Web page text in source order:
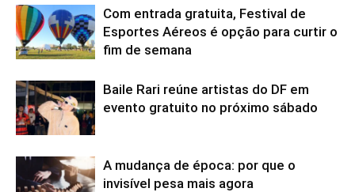
Com entrada gratuita, Festival de
Esportes Aéreos é opção para curtir o
fim de semana
Baile Rari reúne artistas do DF em
evento gratuito no próximo sábado
A mudança de época: por que o
invisível pesa mais agora